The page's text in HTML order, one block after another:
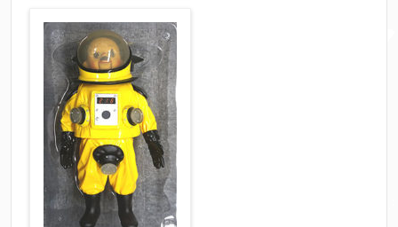
郵便番号 【必須】
↓郵便番号を入力すると住所の最初が自動入力さ
れます。番地以下は任意でも結構です。
ご住所 【必須】